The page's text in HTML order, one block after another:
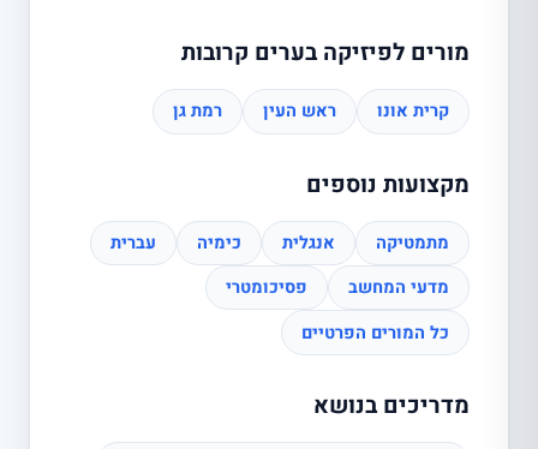
מורים לפיזיקה בערים קרובות
קרית אונו ראש העין רמת גן
מקצועות נוספים
מתמטיקה אנגלית כימיה
עברית
מדעי המחשב
פסיכומטרי
כל המורים הפרטיים
מדריכים בנושא